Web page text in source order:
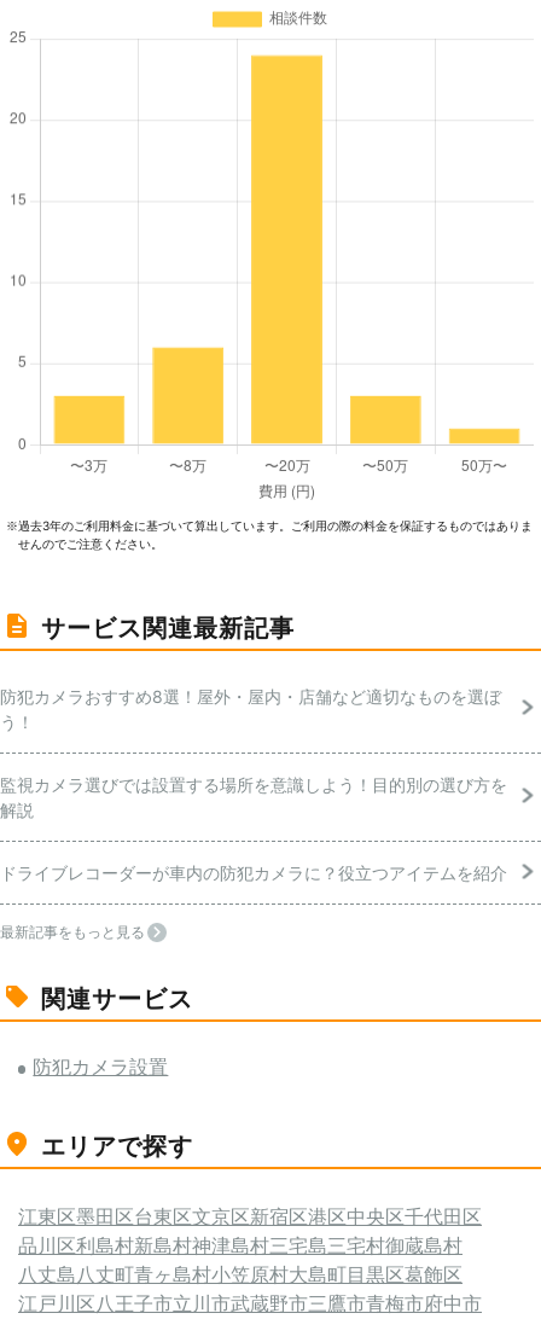
※過去3年のご利⽤料⾦に基づいて算出しています。ご利⽤の際の料⾦を保証するものではありま
せんのでご注意ください。
サービス関連最新記事
防犯カメラおすすめ8選！屋外・屋内・店舗など適切なものを選ぼ
う！
監視カメラ選びでは設置する場所を意識しよう！目的別の選び方を
解説
ドライブレコーダーが車内の防犯カメラに？役立つアイテムを紹介
最新記事をもっと見る
関連サービス
防犯カメラ設置
エリアで探す
江東区墨田区台東区文京区新宿区港区中央区千代田区
品川区利島村新島村神津島村三宅島三宅村御蔵島村
八丈島八丈町青ヶ島村小笠原村大島町目黒区葛飾区
江戸川区八王子市立川市武蔵野市三鷹市青梅市府中市